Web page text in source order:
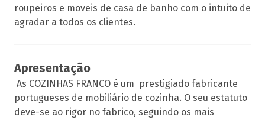
roupeiros e moveis de casa de banho com o intuito de
agradar a todos os clientes.
Apresentação
As COZINHAS FRANCO é um prestigiado fabricante
portugueses de mobiliário de cozinha. O seu estatuto
deve-se ao rigor no fabrico, seguindo os mais